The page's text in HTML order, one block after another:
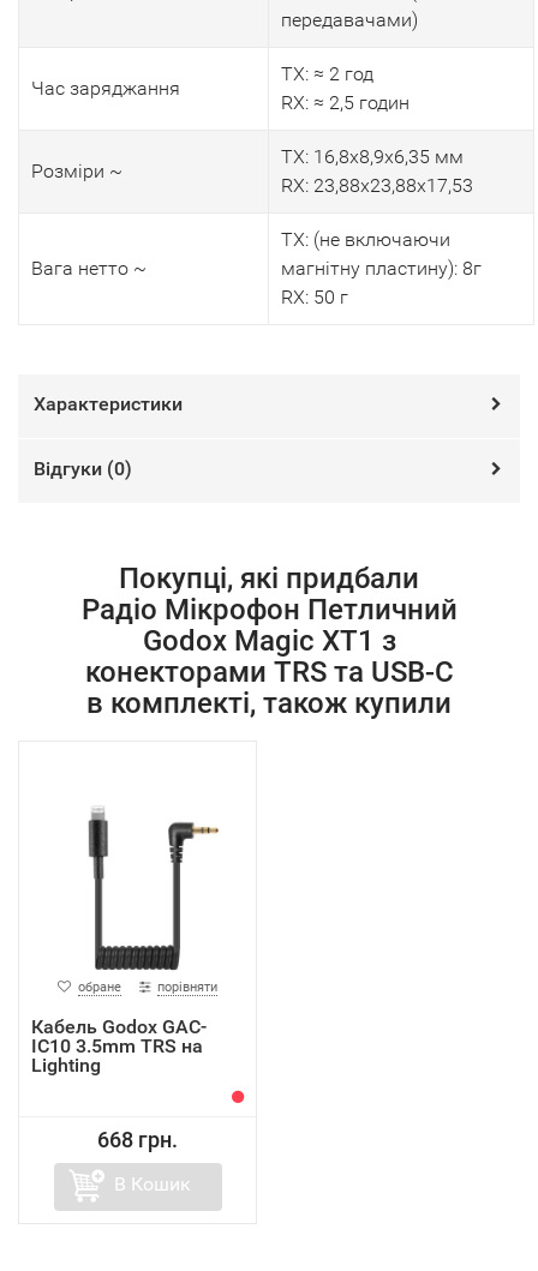
передавачами)
Час заряджання
TX: ≈ 2 год
RX: ≈ 2,5 годин
Розміри ~
TX: 16,8х8,9х6,35 мм
RX: 23,88х23,88х17,53
Вага нетто ~
TX: (не включаючи
магнітну пластину): 8г
RX: 50 г
Характеристики
Відгуки (0)
Покупці, які придбали
Радіо Мікрофон Петличний
Godox Magic XT1 з
конекторами TRS та USB-C
в комплекті, також купили
обране порівняти
Кабель Godox GAC-
IC10 3.5mm TRS на
Lighting
668 грн.
В Кошик